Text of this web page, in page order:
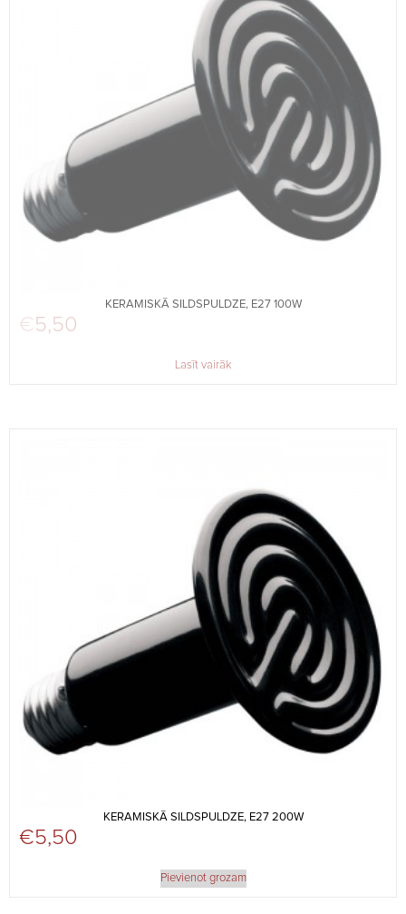
KERAMISKĀ SILDSPULDZE, E27 100W
€5,50
Lasīt vairāk
KERAMISKĀ SILDSPULDZE, E27 200W
€5,50
Pievienot grozam